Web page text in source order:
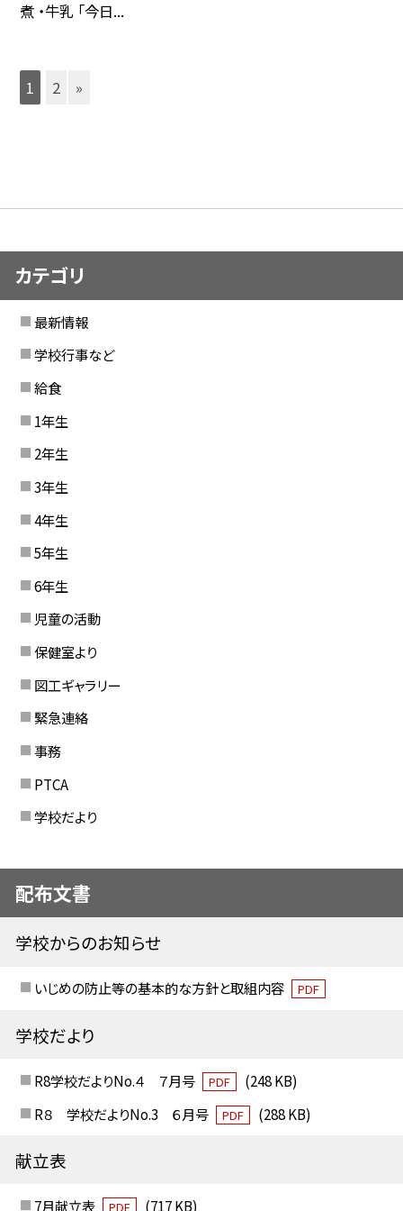
煮 ・牛乳 「今日...
1 2 »
カテゴリ
最新情報
学校行事など
給食
1年生
2年生
3年生
4年生
5年生
6年生
児童の活動
保健室より
図工ギャラリー
緊急連絡
事務
PTCA
学校だより
配布文書
学校からのお知らせ
いじめの防止等の基本的な方針と取組内容 PDF
学校だより
R8学校だよりNo.４ ７月号 PDF
(248 KB)
R８ 学校だよりNo.3 ６月号
PDF (288 KB)
献立表
7月献立表 PDF (717 KB)